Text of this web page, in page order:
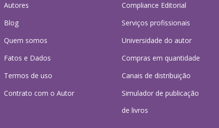
Autores
Blog
Quem somos
Fatos e Dados
Termos de uso
Contrato com o Autor
Compliance Editorial
Serviços profissionais
Universidade do autor
Compras em quantidade
Canais de distribuição
Simulador de publicação
de livros